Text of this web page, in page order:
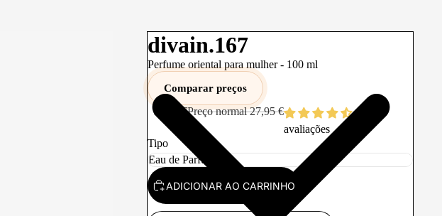
divain.167
Perfume oriental para mulher - 100 ml
Comparar preços
13,99 €Preço normal27,95 €
922
avaliações
Tipo
ADICIONAR AO CARRINHO